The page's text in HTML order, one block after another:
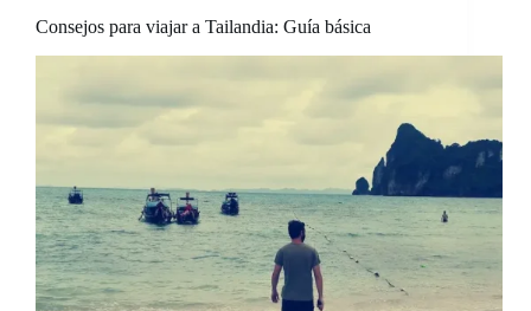
Consejos para viajar a Tailandia: Guía básica